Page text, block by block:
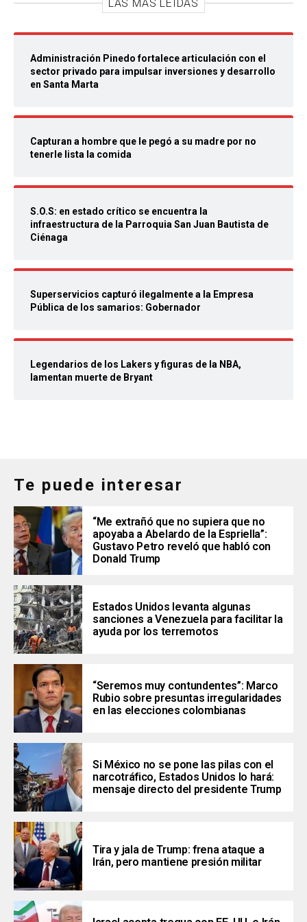
LAS MÁS LEIDAS
Administración Pinedo fortalece articulación con el
sector privado para impulsar inversiones y desarrollo
en Santa Marta
Capturan a hombre que le pegó a su madre por no
tenerle lista la comida
S.O.S: en estado crítico se encuentra la
infraestructura de la Parroquia San Juan Bautista de
Ciénaga
Superservicios capturó ilegalmente a la Empresa
Pública de los samarios: Gobernador
Legendarios de los Lakers y figuras de la NBA,
lamentan muerte de Bryant
Te puede interesar
“Me extrañó que no supiera que no
apoyaba a Abelardo de la Espriella”:
Gustavo Petro reveló que habló con
Donald Trump
Estados Unidos levanta algunas
sanciones a Venezuela para facilitar la
ayuda por los terremotos
“Seremos muy contundentes”: Marco
Rubio sobre presuntas irregularidades
en las elecciones colombianas
Si México no se pone las pilas con el
narcotráfico, Estados Unidos lo hará:
mensaje directo del presidente Trump
Tira y jala de Trump: frena ataque a
Irán, pero mantiene presión militar